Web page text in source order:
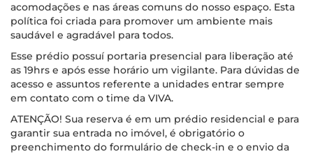
acomodações e nas áreas comuns do nosso espaço. Esta
política foi criada para promover um ambiente mais
saudável e agradável para todos.
Esse prédio possuí portaria presencial para liberação até
as 19hrs e após esse horário um vigilante. Para dúvidas de
acesso e assuntos referente a unidades entrar sempre
em contato com o time da VIVA.
ATENÇÃO! Sua reserva é em um prédio residencial e para
garantir sua entrada no imóvel, é obrigatório o
preenchimento do formulário de check-in e o envio da